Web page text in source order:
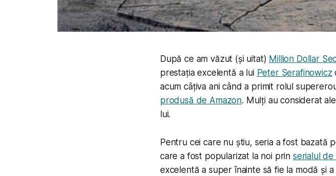
După ce am văzut (și uitat) Million Dollar
prestația excelentă a lui Peter Serafinowicz
acum câțiva ani când a primit rolul
produsă de Amazon. Mulți au considerat
lui.
Pentru cei care nu știu, seria a fost bazată
care a fost popularizat la noi prin serialul de
excelentă a super înainte să fie la modă și